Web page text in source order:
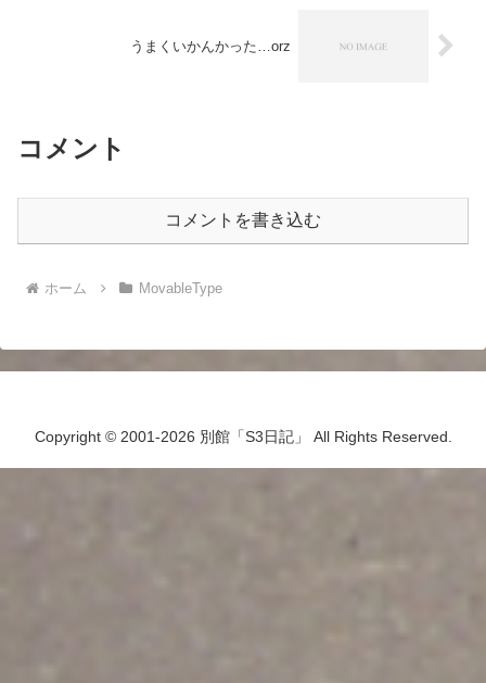
うまくいかんかった…orz
コメント
コメントを書き込む
ホーム MovableType
Copyright © 2001-2026 別館「S3日記」 All Rights Reserved.